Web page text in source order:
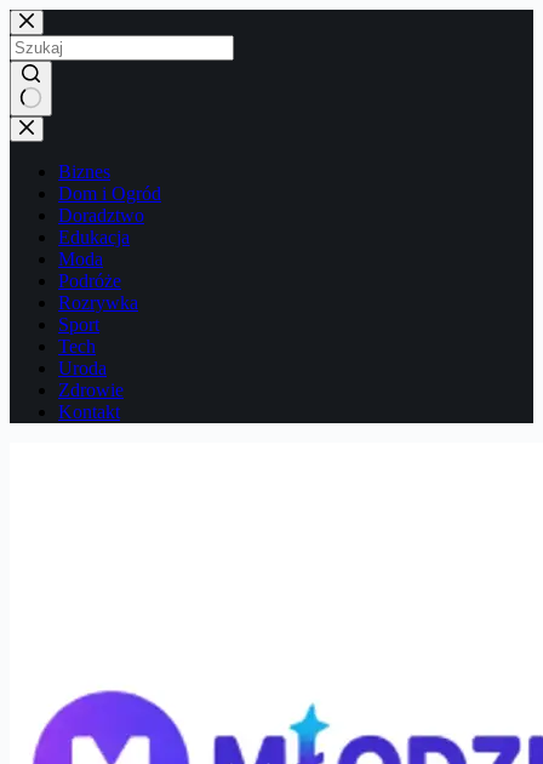
Przejdź
do
treści
Brak
wyników
Biznes
Dom i Ogród
Doradztwo
Edukacja
Moda
Podróże
Rozrywka
Sport
Tech
Uroda
Zdrowie
Kontakt